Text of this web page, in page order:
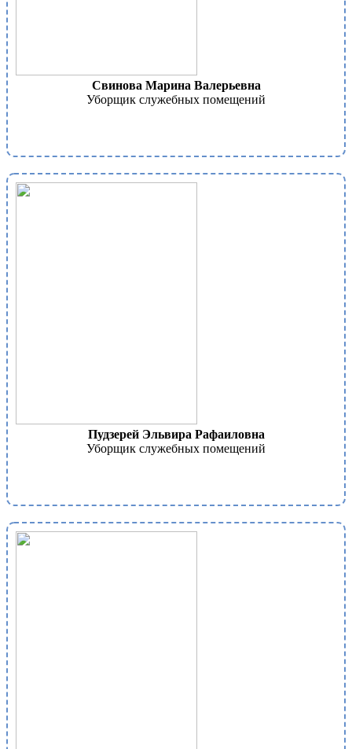
Свинова Марина Валерьевна
Уборщик служебных помещений
Пудзерей Эльвира Рафаиловна
Уборщик служебных помещений